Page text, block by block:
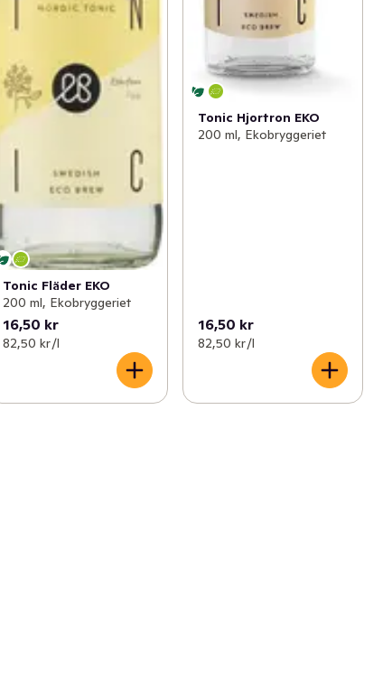
Tonic Fläder EKO
200 ml, Ekobryggeriet
16,50 kr
82,50 kr /l
Tonic Hjortron EKO
200 ml, Ekobryggeriet
16,50 kr
82,50 kr /l